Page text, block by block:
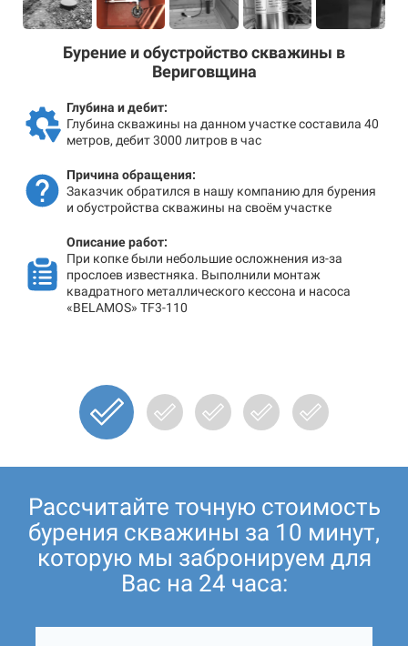
Бурение и обустройство скважины в
Вериговщина
Глубина и дебит:
Глубина скважины на данном участке составила 40
метров, дебит 3000 литров в час
Причина обращения:
Заказчик обратился в нашу компанию для бурения
и обустройства скважины на своём участке
Описание работ:
При копке были небольшие осложнения из-за
прослоев известняка. Выполнили монтаж
квадратного металлического кессона и насоса
«BELAMOS» TF3-110
Рассчитайте точную стоимость
бурения скважины за 10 минут,
которую мы забронируем для
Вас на 24 часа: